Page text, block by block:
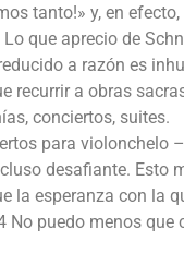
tanto!» y, en
Lo que aprecio de
a razón es
recurrir a obras
conciertos, suites.
para violonchelo
desafiante. Esto
la esperanza con la
No puedo menos